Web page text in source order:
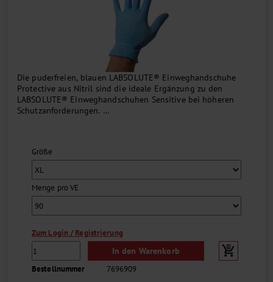
Die puderfreien, blauen LABSOLUTE® Einweghandschuhe
Protective aus Nitril sind die ideale Ergänzung zu den
LABSOLUTE® Einweghandschuhen Sensitive bei höheren
Schutzanforderungen.
Größe
Menge pro VE
Zum Login / Registrierung
In den Warenkorb
Bestellnummer
7696909